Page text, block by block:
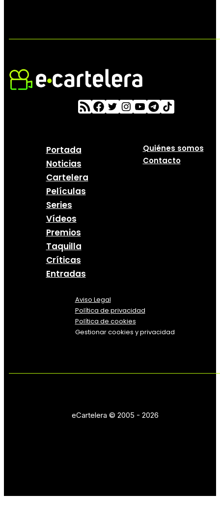
Portada
Noticias
Cartelera
Películas
Series
Vídeos
Premios
Taquilla
Críticas
Entradas
Quiénes somos
Contacto
Aviso Legal
Política de privacidad
Política de cookies
Gestionar cookies y privacidad
eCartelera © 2005 - 2026